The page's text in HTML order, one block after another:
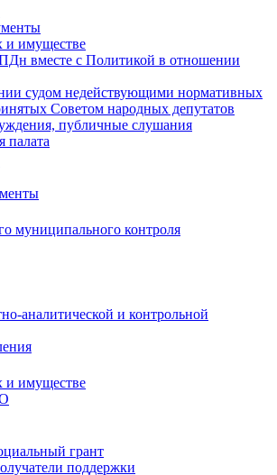
и имуществе
вместе с Политикой в отношении
судом недействующими нормативных
Советом народных депутатов
публичные слушания
палата
муниципального контроля
аналитической и контрольной
и имуществе
грант
поддержки